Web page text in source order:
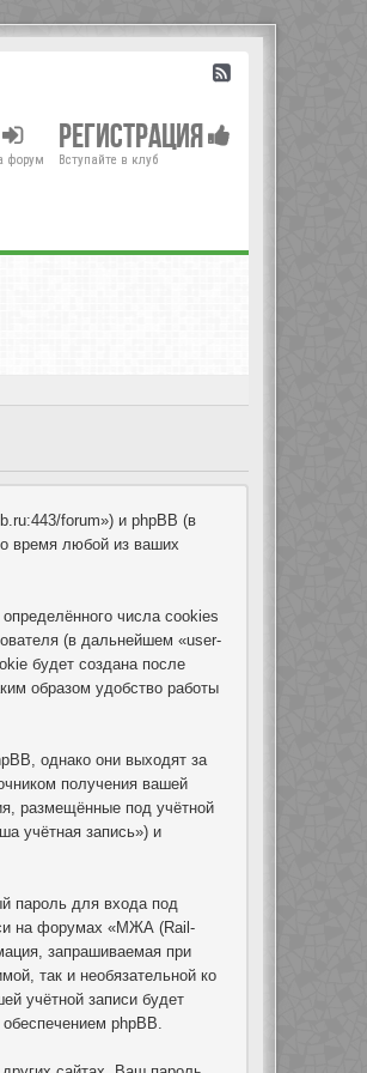
форум
Регистрация
Вступайте в клуб
forum») и phpBB (в
время любой из ваших
числа cookies
(в дальнейшем «user-
будет создана после
образом удобство работы
однако они выходят за
получения вашей
размещённые под учётной
учётная запись») и
пароль для входа под
на форумах «МЖА (Rail-
запрашиваемая при
так и необязательной ко
учётной записи будет
phpBB.